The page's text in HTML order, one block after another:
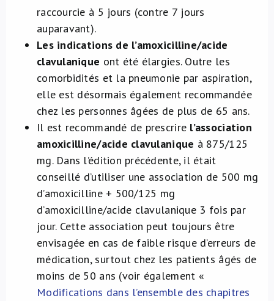
raccourcie à 5 jours (contre 7 jours
auparavant).
Les indications de l’amoxicilline/acide
clavulanique ont été élargies. Outre les
comorbidités et la pneumonie par aspiration,
elle est désormais également recommandée
chez les personnes âgées de plus de 65 ans.
Il est recommandé de prescrire l’association
amoxicilline/acide clavulanique à 875/125
mg. Dans l’édition précédente, il était
conseillé d’utiliser une association de 500 mg
d’amoxicilline + 500/125 mg
d’amoxicilline/acide clavulanique 3 fois par
jour. Cette association peut toujours être
envisagée en cas de faible risque d’erreurs de
médication, surtout chez les patients âgés de
moins de 50 ans (voir également «
Modifications dans l’ensemble des chapitres